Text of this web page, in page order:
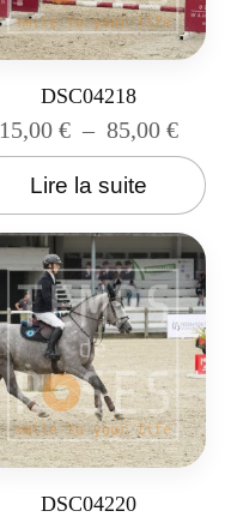
DSC04218
15,00€ – 85,00€
Lire la suite
DSC04220